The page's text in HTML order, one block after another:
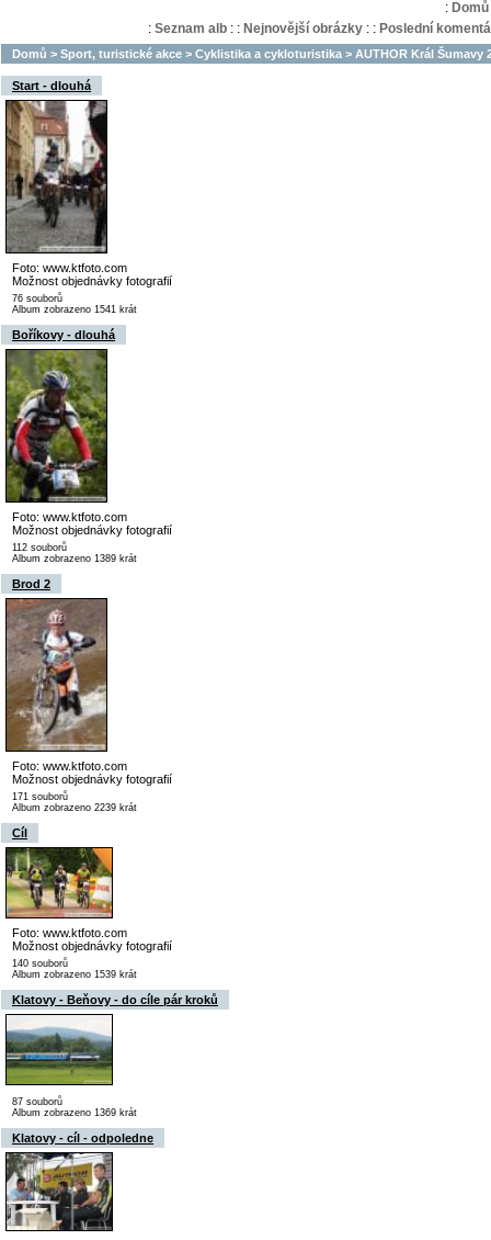
: Domů
: Seznam alb: : Nejnovější obrázky: : Poslední
Domů > Sport, turistické akce > Cyklistika a cykloturistika > AUTHOR Král Šumavy
Start - dlouhá
Foto: www.ktfoto.com
Možnost objednávky fotografií
76 souborů
Album zobrazeno 1541 krát
Boříkovy - dlouhá
Foto: www.ktfoto.com
Možnost objednávky fotografií
112 souborů
Album zobrazeno 1389 krát
Brod 2
Foto: www.ktfoto.com
Možnost objednávky fotografií
171 souborů
Album zobrazeno 2239 krát
Cíl
Foto: www.ktfoto.com
Možnost objednávky fotografií
140 souborů
Album zobrazeno 1539 krát
Klatovy - Beňovy - do cíle pár kroků
87 souborů
Album zobrazeno 1369 krát
Klatovy - cíl - odpoledne